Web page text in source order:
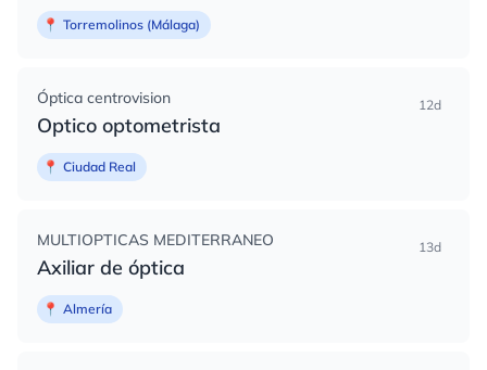
📍 Torremolinos (Málaga)
Óptica centrovision
Optico optometrista
12d
📍 Ciudad Real
MULTIOPTICAS MEDITERRANEO
Axiliar de óptica
13d
📍 Almería